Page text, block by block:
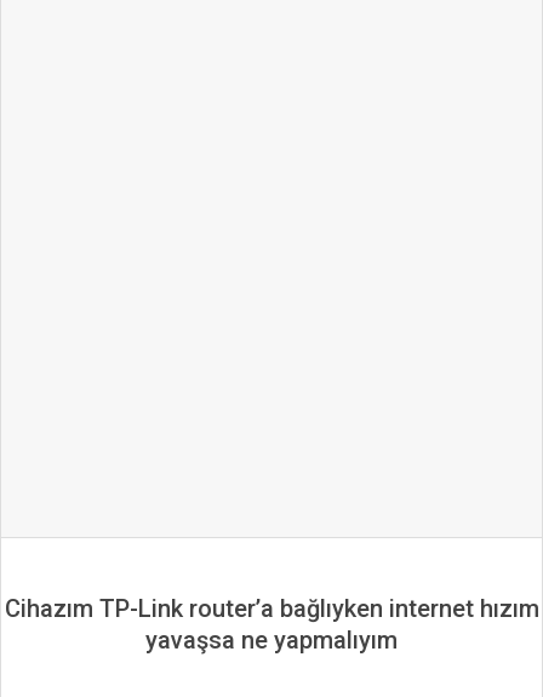
Cihazım TP-Link router’a bağlıyken internet hızım
yavaşsa ne yapmalıyım